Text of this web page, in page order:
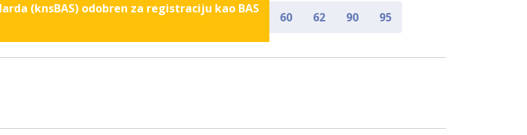
(knsBAS) odobren za registraciju kao BAS
60 62 90 95